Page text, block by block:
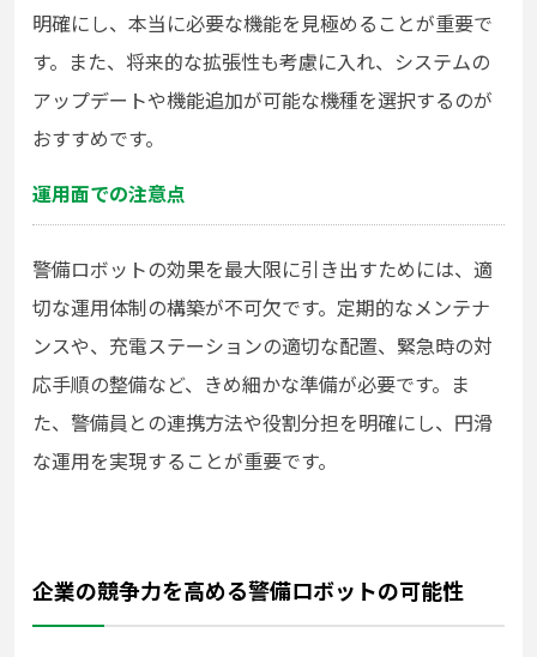
明確にし、本当に必要な機能を見極めることが重要で
す。また、将来的な拡張性も考慮に入れ、システムの
アップデートや機能追加が可能な機種を選択するのが
おすすめです。
運用面での注意点
警備ロボットの効果を最大限に引き出すためには、適
切な運用体制の構築が不可欠です。定期的なメンテナ
ンスや、充電ステーションの適切な配置、緊急時の対
応手順の整備など、きめ細かな準備が必要です。ま
た、警備員との連携方法や役割分担を明確にし、円滑
な運用を実現することが重要です。
企業の競争力を高める警備ロボットの可能性